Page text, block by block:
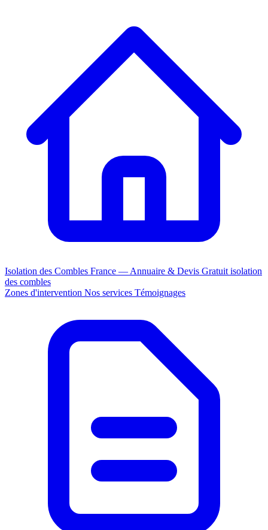
Isolation des Combles France — Annuaire & Devis Gratuit isolation
des combles
Zones d'intervention Nos services Témoignages